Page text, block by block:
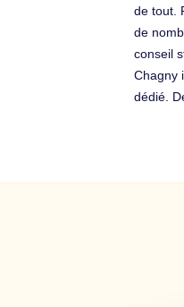
de tout.
de
conseil
Chagny
dédié.